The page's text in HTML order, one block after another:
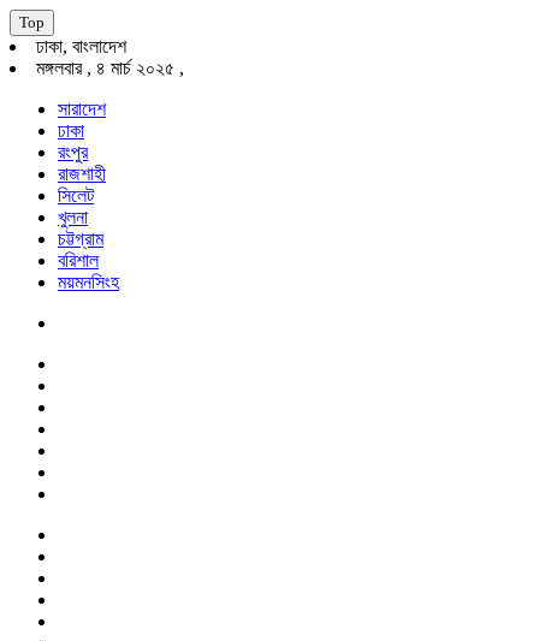
Top
ঢাকা, বাংলাদেশ
মঙ্গলবার , ৪ মার্চ ২০২৫ ,
সারাদেশ
ঢাকা
রংপুর
রাজশাহী
সিলেট
খুলনা
চট্টগ্রাম
বরিশাল
ময়মনসিংহ